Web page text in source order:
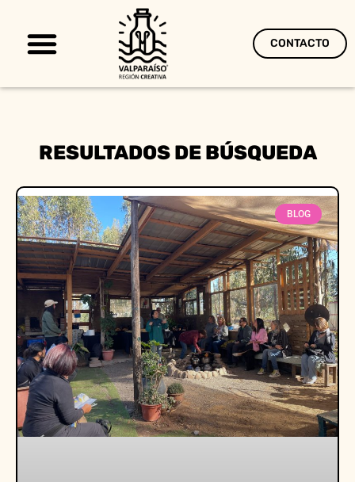
CONTACTO
RESULTADOS DE BÚSQUEDA
BLOG